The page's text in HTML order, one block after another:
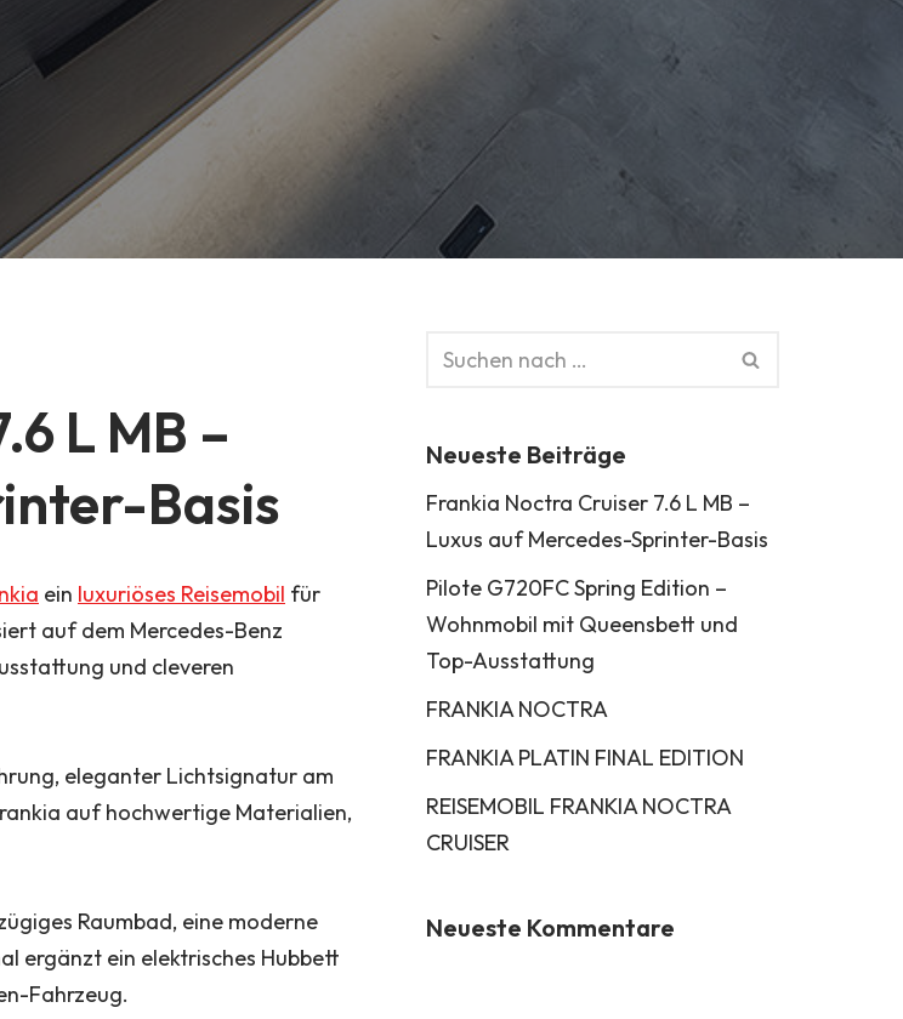
L MB –
Basis
ein luxuriöses Reisemobil für
auf dem Mercedes-Benz
und cleveren
eleganter Lichtsignatur am
auf hochwertige Materialien,
Raumbad, eine moderne
ergänzt ein elektrisches Hubbett
Fahrzeug.
Neueste Beiträge
Frankia Noctra Cruiser 7.6 L MB –
Luxus auf Mercedes-Sprinter-Basis
Pilote G720FC Spring Edition –
Wohnmobil mit Queensbett und
Top-Ausstattung
FRANKIA NOCTRA
FRANKIA PLATIN FINAL EDITION
REISEMOBIL FRANKIA NOCTRA
CRUISER
Neueste Kommentare